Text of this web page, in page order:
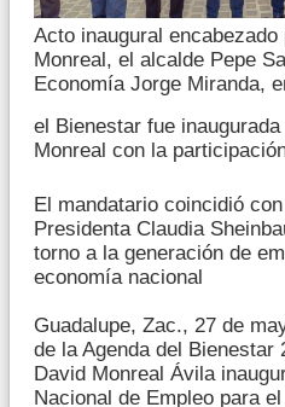
Acto inaugural
Monreal, el alcalde Pepe
Economía Jorge Miranda,
el Bienestar fue
Monreal con la
El mandatario coincidió
Presidenta Claudia
torno a la generación de
economía nacional
Guadalupe, Zac., 27 de
de la Agenda del Bienestar
David Monreal Ávila
Nacional de Empleo para